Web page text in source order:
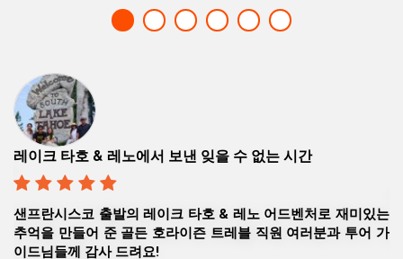
로 재미있는
분과 투어 가
리, 요세미티 국립공원 최고 명소 관광은 훌륭하면
진했구요, 좋은 추억이 됐습니다!